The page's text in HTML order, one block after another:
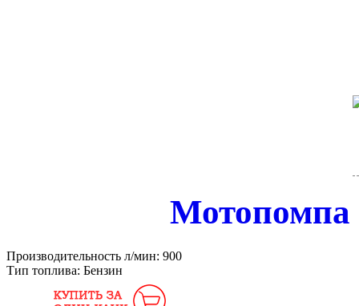
Мотопомпа
Производительность л/мин: 900
Тип топлива: Бензин